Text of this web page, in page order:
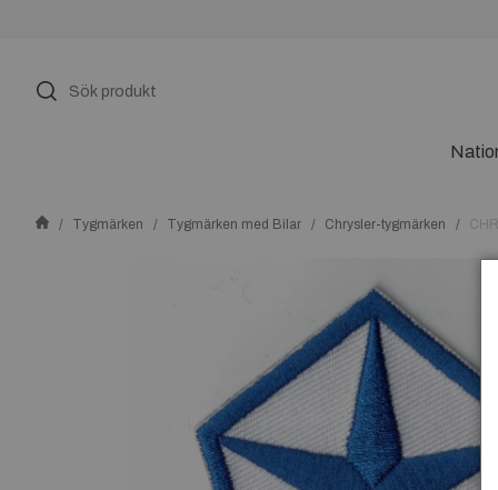
Tygmärken Tygmärken med Bilar Chrysler-tygmärken